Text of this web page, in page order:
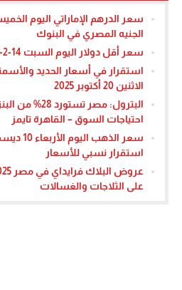
الجنيه المصري في البنوك
سعر أقل دولار اليوم السبت 14-2-2026 – القاهرة تايمز
استقرار في أسعار الحديد
الاثنين 20 أكتوبر 2025
احتياجات السوق – القاهرة تايمز
استقرار نسبي للأسعار
على الثلاجات والغسالات